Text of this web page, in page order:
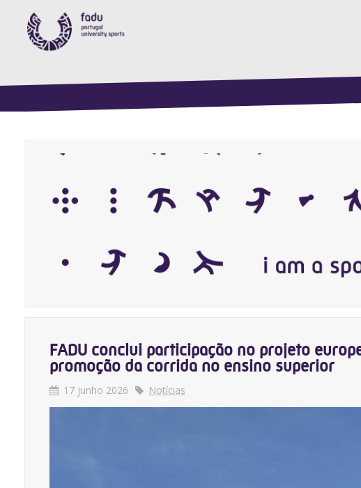
FADU conclui participação no projeto
promoção da corrida no ensino superior
17 junho 2026 Notícias